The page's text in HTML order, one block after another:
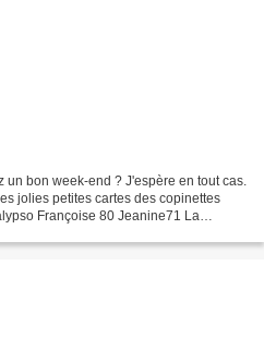
un bon week-end ? J'espère en tout cas.
jolies petites cartes des copinettes
Françoise 80 Jeanine71 La